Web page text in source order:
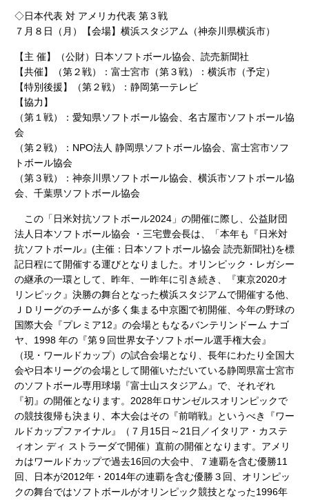
◇日本代表 対 アメリカ代表 第３戦
７月８日（月）【会場】横浜スタジアム（神奈川県横浜市）
【主 催】（公財）日本ソフトボール協会、読売新聞社
【共催】（第２戦）：富士宮市（第３戦）：横浜市（予定）
【特別後援】（第２戦）：静岡第一テレビ
【協力】
（第１戦）：愛知県ソフトボール協会、名古屋市ソフトボール協
会
（第２戦）：NPO法人 静岡県ソフトボール協会、富士宮市ソフ
トボール協会
（第３戦）：神奈川県ソフトボール協会、横浜市ソフトボール協
会、千葉県ソフトボール協会
この「日米対抗ソフトボール2024」の開催に際し、公益財団
法人日本ソフトボール協会 ・三宅豊会長は、「本年も『日米対
抗ソフトボール』(主催：日本ソフトボール協会 読売新聞社)を標
記日程にて開催する運びとなりました。オリンピック・レガシー
の継承の一環として、昨年、一昨年に引き続き、『東京2020オ
リンピック』決勝の舞台となった横浜スタジアムで開催する他、
ＪＤリーグのチームが多く集まる中京圏で初開催、今年の野球の
国際大会『プレミア12』の会場ともなるバンテリンドーム ナゴ
ヤ、1998 年の『第９回世界女子ソフトボール選手権大会』
（現・ワールドカップ）の試合会場となり、長年にわたり全国大
会や日本リーグの会場として開催いただいている静岡県富士宮市
のソフトボール専用球場『富士山スタジアム』で、それぞれ
『初』の開催となります。2028年ロサンゼルスオリンピックで
の競技復帰も決まり、本大会はその『前哨戦』というべき『ワー
ルドカップファイナル』（７月15日～21日／イタリア・カステ
ィオン ディ ストラーダで開催）直前の開催となります。アメリ
カはワールドカップで過去16回の大会中、７連覇を含む優勝11
回、日本が2012年・2014年の連覇を含む優勝３回、オリンピッ
クの舞台ではソフトボールがオリンピック競技となった1996年